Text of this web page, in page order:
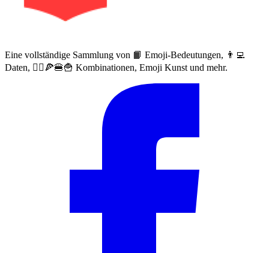
Eine vollständige Sammlung von 📙 Emoji-Bedeutungen, 👨‍💻
Daten, 🙅‍♀️🍕🍔🍟 Kombinationen, Emoji Kunst und mehr.